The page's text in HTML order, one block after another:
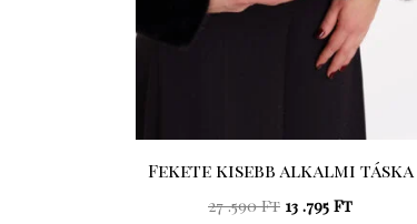
Fekete kisebb alkalmi táska
27 .590Ft 13 .795 Ft